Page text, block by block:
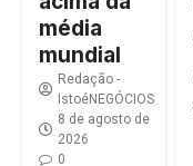
média
mundial
Redação -
IstoéNEGÓCIOS
8 de agosto de
2026
0